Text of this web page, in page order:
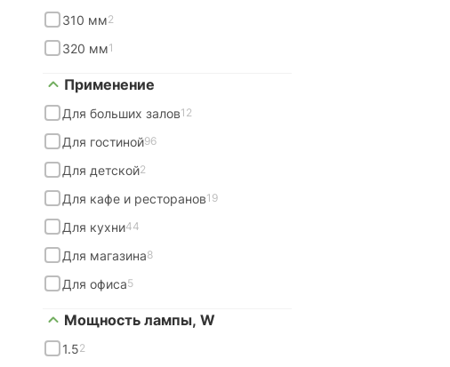
310 мм2
320 мм1
Применение
Для больших залов12
Для гостиной96
Для детской2
Для кафе и ресторанов19
Для кухни44
Для магазина8
Для офиса5
Мощность лампы, W
1.52